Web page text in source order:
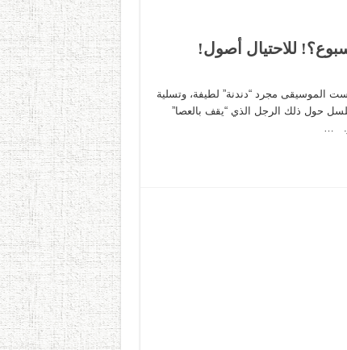
للاحتيال أصول!
الموسيقى مجرد “دندنة” لطيفة، وتسلية
حول ذلك الرجل الذي “يقف بالعصا”
…